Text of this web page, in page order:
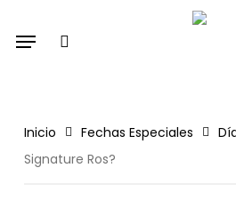
Menu
Inicio Fechas Especiales
Signature Ros?